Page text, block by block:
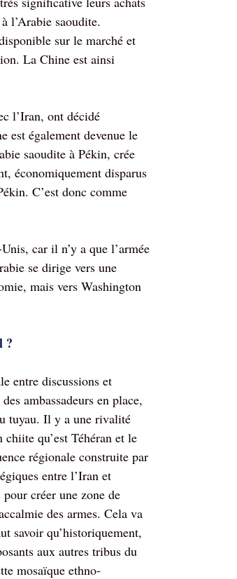
l’Arabie saoudite.
sur le marché et
La Chine est ainsi
l’Iran, ont décidé
est également devenue le
saoudite à Pékin, crée
économiquement disparus
C’est donc comme
car il n’y a que l’armée
se dirige vers une
mais vers Washington
?
entre discussions et
ambassadeurs en place,
tuyau. Il y a une rivalité
qu’est Téhéran et le
régionale construite par
entre l’Iran et
créer une zone de
des armes. Cela va
savoir qu’historiquement,
aux autres tribus du
mosaïque ethno-